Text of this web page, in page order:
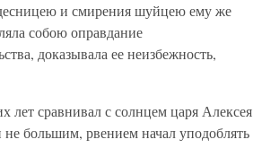
десницею и смирения шуйцею ему же
собою оправдание
доказывала ее неизбежность,
лет сравнивал с солнцем царя Алексея
большим, рвением начал уподоблять